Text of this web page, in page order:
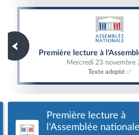
Première lecture à
Mercredi 23 novembre
Texte adopté ✅
Première lecture à
l'Assemblée nationale